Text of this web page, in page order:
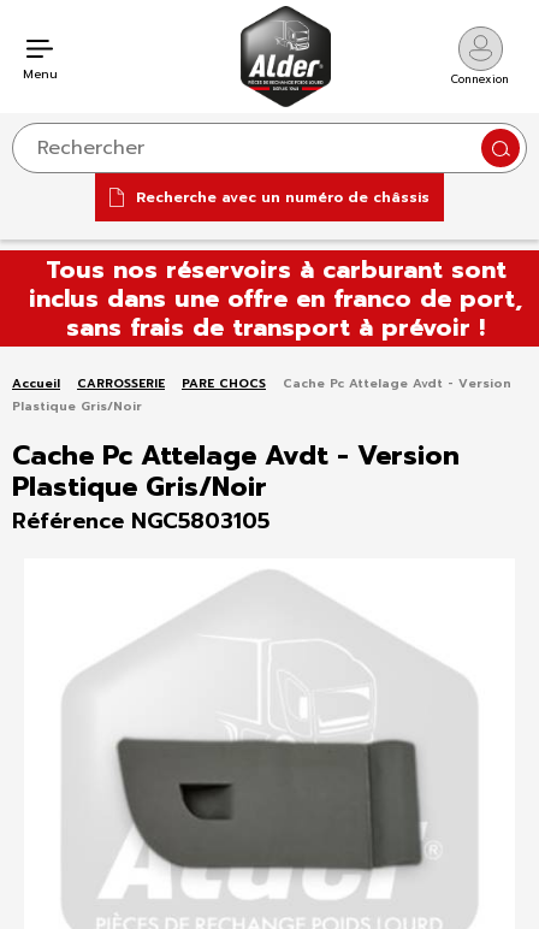
contenu
Tous nos réservoirs à carburant sont
inclus dans une offre en franco de port,
sans frais de transport à prévoir !
Recherche avec un numéro de châssis
Connexion
Menu
Accueil CARROSSERIE PARE CHOCS
Cache Pc Attelage Avdt - Version
Plastique Gris/Noir
Cache Pc Attelage Avdt - Version
Plastique Gris/Noir
Référence NGC5803105